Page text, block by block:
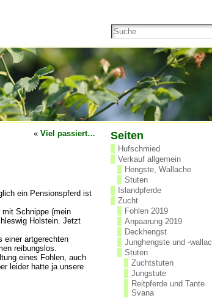
« Viel passiert…
ein Pensionspferd ist
Schnippe (mein
Holstein. Jetzt
einer artgerechten
reibungslos.
eines Fohlen, auch
leider hatte ja unsere
Seiten
Hufschmied
Verkauf allgemein
Hengste, Wallache
Stuten
Islandpferde
Zucht
Fohlen 2019
Anpaarung 2019
Deckhengst
Junghengste und -
Stuten
Zuchtstuten
Jungstute
Reitpferde und Tante
Svana